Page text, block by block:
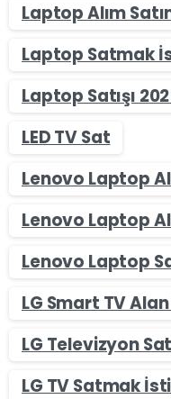
Laptop Alım
Laptop Satmak
Laptop Satışı
LED TV Sat
Lenovo Laptop
Lenovo Laptop
Lenovo Laptop
LG Smart TV
LG Televizyon Sat
LG TV Satmak